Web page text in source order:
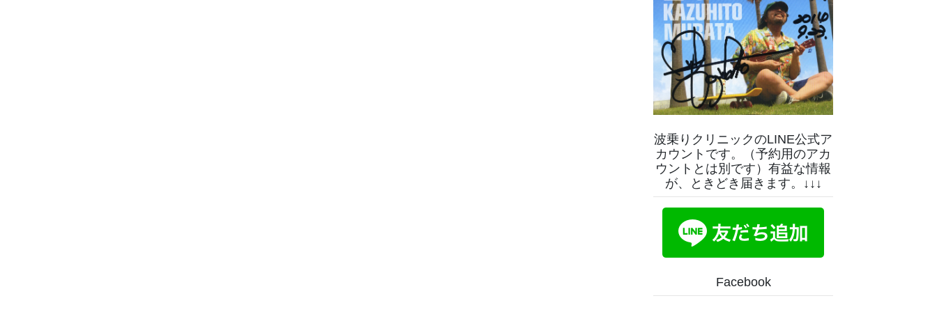
波乗りクリニックのLINE公式ア
カウントです。（予約用のアカ
ウントとは別です）有益な情報
が、ときどき届きます。↓↓↓
Facebook